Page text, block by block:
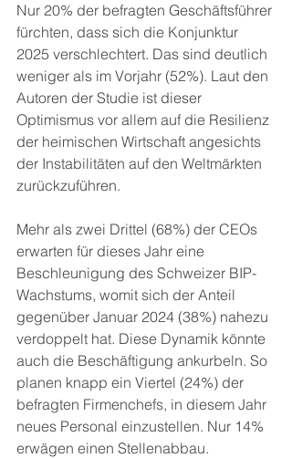
Nur 20% der befragten Geschäftsführer
fürchten, dass sich die Konjunktur
2025 verschlechtert. Das sind deutlich
weniger als im Vorjahr (52%). Laut den
Autoren der Studie ist dieser
Optimismus vor allem auf die Resilienz
der heimischen Wirtschaft angesichts
der Instabilitäten auf den Weltmärkten
zurückzuführen.
Mehr als zwei Drittel (68%) der CEOs
erwarten für dieses Jahr eine
Beschleunigung des Schweizer BIP-
Wachstums, womit sich der Anteil
gegenüber Januar 2024 (38%) nahezu
verdoppelt hat. Diese Dynamik könnte
auch die Beschäftigung ankurbeln. So
planen knapp ein Viertel (24%) der
befragten Firmenchefs, in diesem Jahr
neues Personal einzustellen. Nur 14%
erwägen einen Stellenabbau.